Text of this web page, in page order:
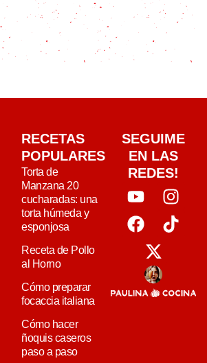
RECETAS
POPULARES
Torta de
Manzana 20
cucharadas: una
torta húmeda y
esponjosa
Receta de Pollo
al Horno
Cómo preparar
focaccia italiana
Cómo hacer
ñoquis caseros
paso a paso
SEGUIME
EN LAS
REDES!